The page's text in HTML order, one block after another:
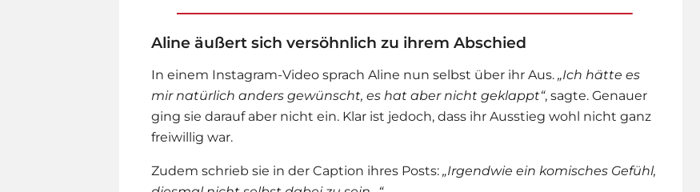
Aline äußert sich versöhnlich zu ihrem Abschied
In einem Instagram-Video sprach Aline nun selbst über ihr Aus. „Ich hätte es
mir natürlich anders gewünscht, es hat aber nicht geklappt“, sagte. Genauer
ging sie darauf aber nicht ein. Klar ist jedoch, dass ihr Ausstieg wohl nicht ganz
freiwillig war.
Zudem schrieb sie in der Caption ihres Posts: „Irgendwie ein komisches Gefühl,